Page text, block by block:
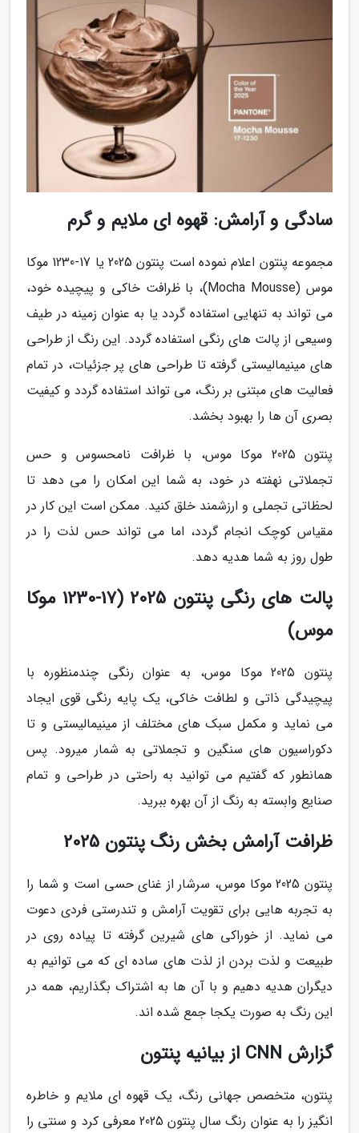
سادگی و آرامش: قهوه ای ملایم و گرم
مجموعه پنتون اعلام نموده است پنتون 2025 یا 17-1230 موکا
موس (Mocha Mousse)، با ظرافت خاکی و پیچیده خود،
می تواند به تنهایی استفاده گردد یا به عنوان زمینه در طیف
وسیعی از پالت های رنگی استفاده گردد. این رنگ از طراحی
های مینیمالیستی گرفته تا طراحی های پر جزئیات، در تمام
فعالیت های مبتنی بر رنگ، می تواند استفاده گردد و کیفیت
بصری آن ها را بهبود بخشد.
پنتون 2025 موکا موس، با ظرافت نامحسوس و حس
تجملاتی نهفته در خود، به شما این امکان را می دهد تا
لحظاتی تجملی و ارزشمند خلق کنید. ممکن است این کار در
مقیاس کوچک انجام گردد، اما می تواند حس لذت را در
طول روز به شما هدیه دهد.
پالت های رنگی پنتون 2025 (17-1230 موکا
موس)
پنتون 2025 موکا موس، به عنوان رنگی چندمنظوره با
پیچیدگی ذاتی و لطافت خاکی، یک پایه رنگی قوی ایجاد
می نماید و مکمل سبک های مختلف از مینیمالیستی و تا
دکوراسیون های سنگین و تجملاتی به شمار میرود. پس
همانطور که گفتیم می توانید به راحتی در طراحی و تمام
صنایع وابسته به رنگ از آن بهره ببرید.
ظرافت آرامش بخش رنگ پنتون 2025
پنتون 2025 موکا موس، سرشار از غنای حسی است و شما را
به تجربه هایی برای تقویت آرامش و تندرستی فردی دعوت
می نماید. از خوراکی های شیرین گرفته تا پیاده روی در
طبیعت و لذت بردن از لذت های ساده ای که می توانیم به
دیگران هدیه دهیم و با آن ها به اشتراک بگذاریم، همه در
این رنگ به صورت یکجا جمع شده اند.
گزارش CNN از بیانیه پنتون
پنتون، متخصص جهانی رنگ، یک قهوه ای ملایم و خاطره
انگیز را به عنوان رنگ سال پنتون 2025 معرفی کرد و سنتی را